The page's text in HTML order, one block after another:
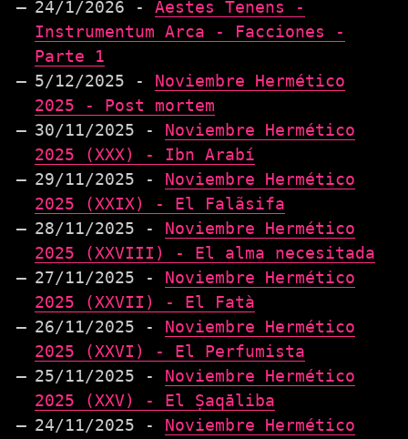
24/1/2026 - Aestes Tenens -
Instrumentum Arca - Facciones -
Parte 1
5/12/2025 - Noviembre Hermético
2025 - Post mortem
30/11/2025 - Noviembre Hermético
2025 (XXX) - Ibn Arabí
29/11/2025 - Noviembre Hermético
2025 (XXIX) - El Falãsifa
28/11/2025 - Noviembre Hermético
2025 (XXVIII) - El alma necesitada
27/11/2025 - Noviembre Hermético
2025 (XXVII) - El Fatà
26/11/2025 - Noviembre Hermético
2025 (XXVI) - El Perfumista
25/11/2025 - Noviembre Hermético
2025 (XXV) - El Ṣaqāliba
24/11/2025 - Noviembre Hermético